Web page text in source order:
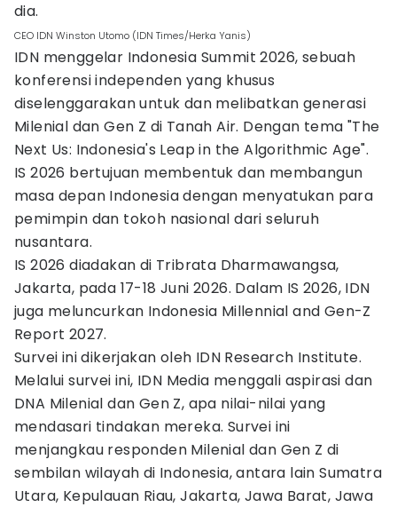
dia.
CEO IDN Winston Utomo (IDN Times/Herka Yanis)
IDN menggelar Indonesia Summit 2026, sebuah
konferensi independen yang khusus
diselenggarakan untuk dan melibatkan generasi
Milenial dan Gen Z di Tanah Air. Dengan tema "The
Next Us: Indonesia's Leap in the Algorithmic Age".
IS 2026 bertujuan membentuk dan membangun
masa depan Indonesia dengan menyatukan para
pemimpin dan tokoh nasional dari seluruh
nusantara.
IS 2026 diadakan di Tribrata Dharmawangsa,
Jakarta, pada 17-18 Juni 2026. Dalam IS 2026, IDN
juga meluncurkan Indonesia Millennial and Gen-Z
Report 2027.
Survei ini dikerjakan oleh IDN Research Institute.
Melalui survei ini, IDN Media menggali aspirasi dan
DNA Milenial dan Gen Z, apa nilai-nilai yang
mendasari tindakan mereka. Survei ini
menjangkau responden Milenial dan Gen Z di
sembilan wilayah di Indonesia, antara lain Sumatra
Utara, Kepulauan Riau, Jakarta, Jawa Barat, Jawa